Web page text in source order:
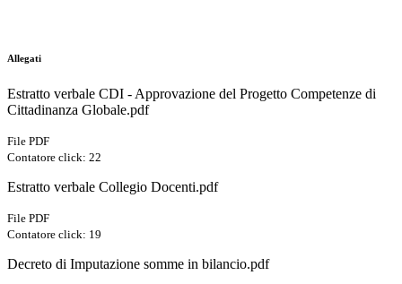
Allegati
Estratto verbale CDI - Approvazione del Progetto Competenze di
Cittadinanza Globale.pdf
File PDF
Contatore click: 22
Estratto verbale Collegio Docenti.pdf
File PDF
Contatore click: 19
Decreto di Imputazione somme in bilancio.pdf